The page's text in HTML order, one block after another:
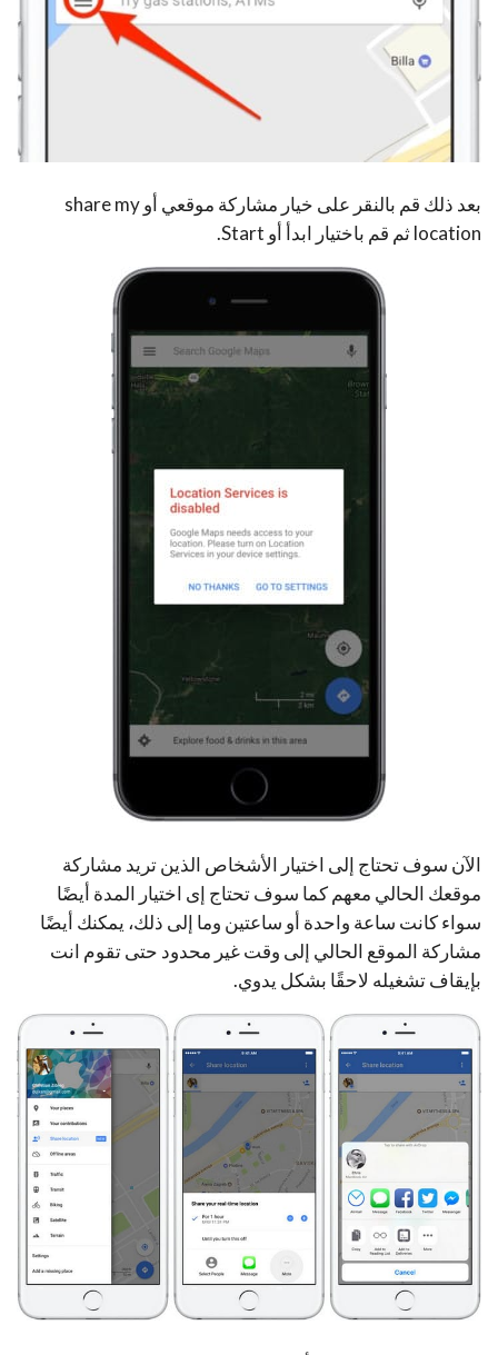
بعد ذلك قم بالنقر على خيار مشاركة موقعي أو share my
location ثم قم باختيار ابدأ أو Start.
الآن سوف تحتاج إلى اختيار الأشخاص الذين تريد مشاركة
موقعك الحالي معهم كما سوف تحتاج إى اختيار المدة أيضًا
سواء كانت ساعة واحدة أو ساعتين وما إلى ذلك، يمكنك أيضًا
مشاركة الموقع الحالي إلى وقت غير محدود حتى تقوم انت
بإيقاف تشغيله لاحقًا بشكل يدوي.